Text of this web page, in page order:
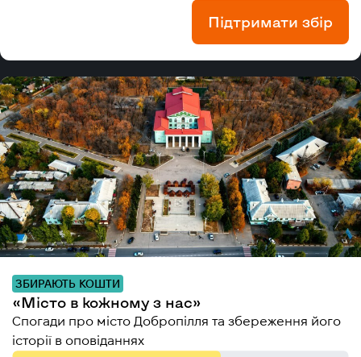
Підтримати збір
ЗБИРАЮТЬ КОШТИ
«Місто в кожному з нас»
Спогади про місто Добропілля та збереження його
історії в оповіданнях